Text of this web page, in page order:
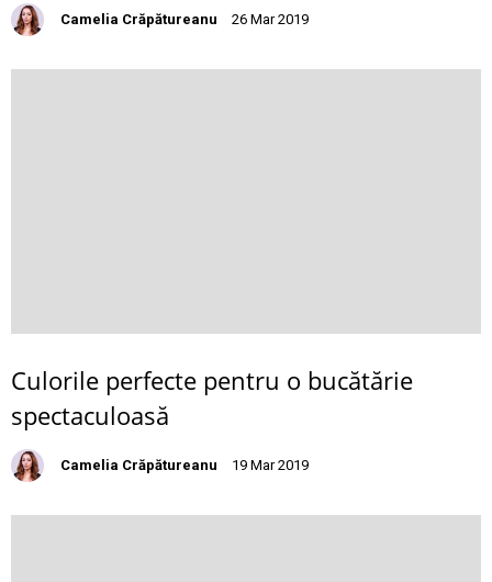
Camelia Crăpătureanu 26 Mar 2019
Culorile perfecte pentru o bucătărie
spectaculoasă
Camelia Crăpătureanu 19 Mar 2019